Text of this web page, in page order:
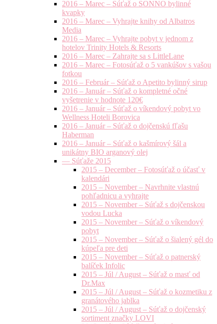
2016 – Marec – Súťaž o SONNO bylinné
kvapky
2016 – Marec – Vyhrajte knihy od Albatros
Media
2016 – Marec – Vyhrajte pobyt v jednom z
hotelov Trinity Hotels & Resorts
2016 – Marec – Zahrajte sa s LittleLane
2016 – Marec – Fotosúťaž o 5 vankúšov s vašou
fotkou
2016 – Február – Súťaž o Apetito bylinný sirup
2016 – Január – Súťaž o kompletné očné
vyšetrenie v hodnote 120€
2016 – Január – Súťaž o víkendový pobyt vo
Wellness Hoteli Borovica
2016 – Január – Súťaž o dojčenskú fľašu
Haberman
2016 – Január – Súťaž o kašmírový šál a
unikátny BIO arganový olej
— Súťaže 2015
2015 – December – Fotosúťaž o účasť v
kalendári
2015 – November – Navrhnite vlastnú
pohľadnicu a vyhrajte
2015 – November – Súťaž s dojčenskou
vodou Lucka
2015 – November – Súťaž o víkendový
pobyt
2015 – November – Súťaž o šialený gél do
kúpeľa pre deti
2015 – November – Súťaž o patnerský
balíček Infolic
2015 – Júl / August – Súťaž o masť od
Dr.Max
2015 – Júl / August – Súťaž o kozmetiku z
granátového jablka
2015 – Júl / August – Súťaž o dojčenský
sortiment značky LOVI